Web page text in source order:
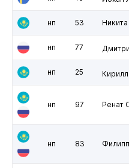
нп 53
нп 77
нп 25
нп 97 Ренат
нп 83